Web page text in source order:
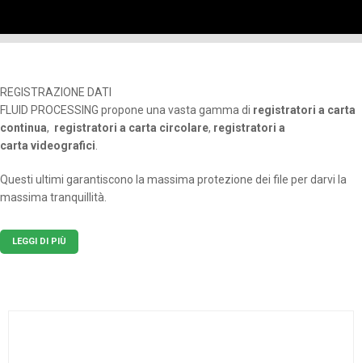
REGISTRAZIONE DATI
FLUID PROCESSING propone una vasta gamma di registratori a carta
continua, registratori a carta circolare, registratori a
carta videografici
Questi ultimi garantiscono la massima protezione dei file per darvi la
massima tranquillità.
Alla registrazione si aggiungono possibilità di
software ed hardware che risolvono le necessità dell’impianto in un
LEGGI DI PIÙ